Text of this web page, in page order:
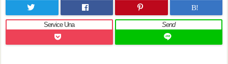
B!
Service Una Send